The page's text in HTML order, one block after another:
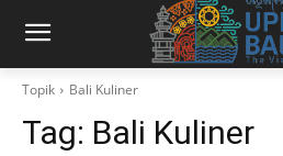
Topik Bali Kuliner
Tag: Bali Kuliner